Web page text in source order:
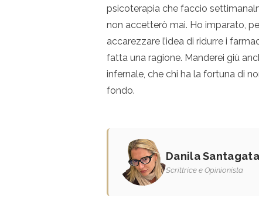
psicoterapia che faccio
non accetterò mai. Ho imparato,
accarezzare l’idea di ridurre i
fatta una ragione. Manderei giù
infernale, che chi ha la fortuna di
fondo.
Danila Santagata
Scrittrice e Opinionista